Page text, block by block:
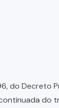
Decreto
do